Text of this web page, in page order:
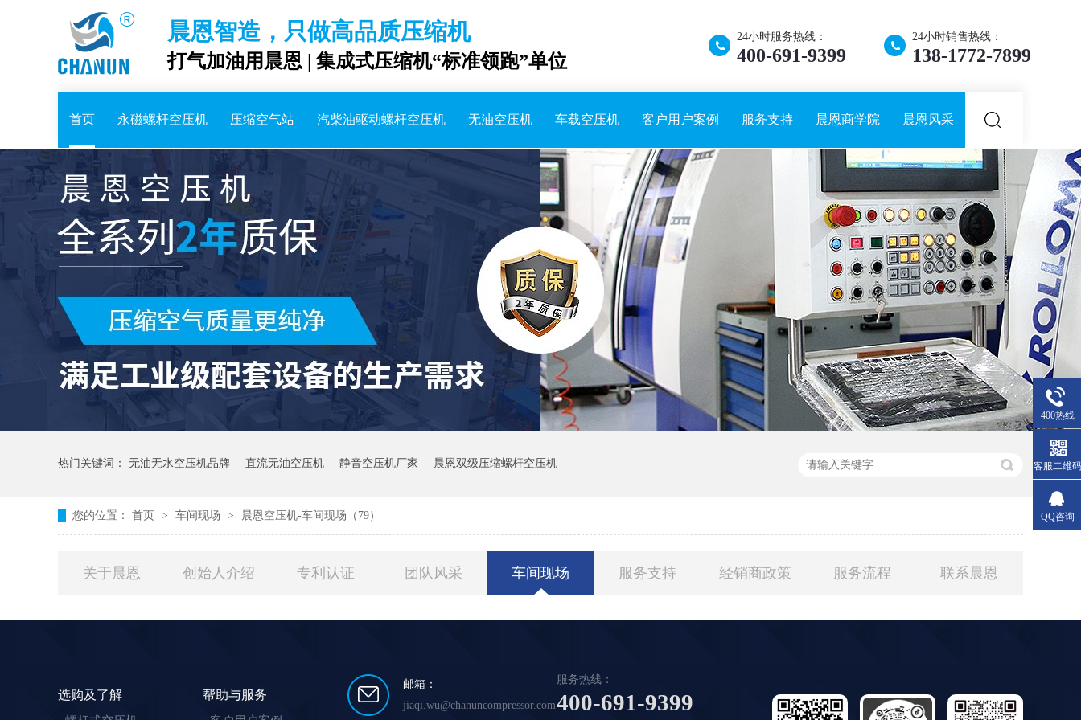
晨恩智造，只做高品质压缩机
打气加油用晨恩 | 集成式压缩机“标准领跑”单位
24小时服务热线：
400-691-9399
24小时销售热线：
138-1772-7899
首页 永磁螺杆空压机 压缩空气站 汽柴油驱动螺杆空压机 无油空压机 车载空压机 客户用户案例 服务支持 晨恩商学院 晨恩风采
热门关键词： 无油无水空压机品牌 直流无油空压机 静音空压机厂家 晨恩双级压缩螺杆空压机
您的位置： 首页 > 车间现场 > 晨恩空压机-车间现场（79）
关于晨恩 创始人介绍 专利认证 团队风采 车间现场 服务支持 经销商政策 服务流程 联系晨恩
选购及了解 帮助与服务
邮箱：
jiaqi.wu@chanuncompressor.com
服务热线：
400-691-9399
400热线
客服二维码
QQ咨询